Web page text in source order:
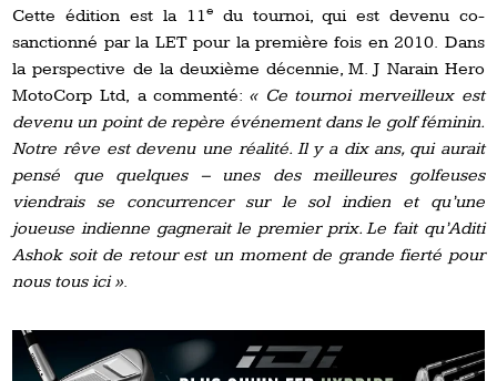
Cette édition est la 11e du tournoi, qui est devenu co-
sanctionné par la LET pour la première fois en 2010. Dans
laperspective de la deuxième décennie, M. J Narain Hero
MotoCorp Ltd, acommenté: « Ce tournoi merveilleux est
devenu un pointderepère événement dans le golf féminin.
Notre rêve est devenu une réalité. Il y a dix ans, qui aurait
pensé que quelques– unes des meilleures golfeuses
viendrais se concurrencer surlesol indien et qu’une
joueuse indienne gagnerait le premier prix. Le fait qu’Aditi
Ashok soit de retour est un momentde grande fierté pour
nous tous ici ».